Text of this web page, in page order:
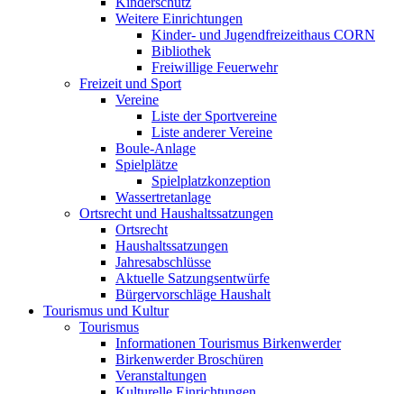
Weitere Einrichtungen
Kinder- und Jugendfreizeithaus CORN
Bibliothek
Freiwillige Feuerwehr
Freizeit und Sport
Vereine
Liste der Sportvereine
Liste anderer Vereine
Boule-Anlage
Spielplätze
Spielplatzkonzeption
Wassertretanlage
Ortsrecht und Haushaltssatzungen
Ortsrecht
Haushaltssatzungen
Jahresabschlüsse
Aktuelle Satzungsentwürfe
Bürgervorschläge Haushalt
Tourismus und Kultur
Tourismus
Informationen Tourismus Birkenwerder
Birkenwerder Broschüren
Veranstaltungen